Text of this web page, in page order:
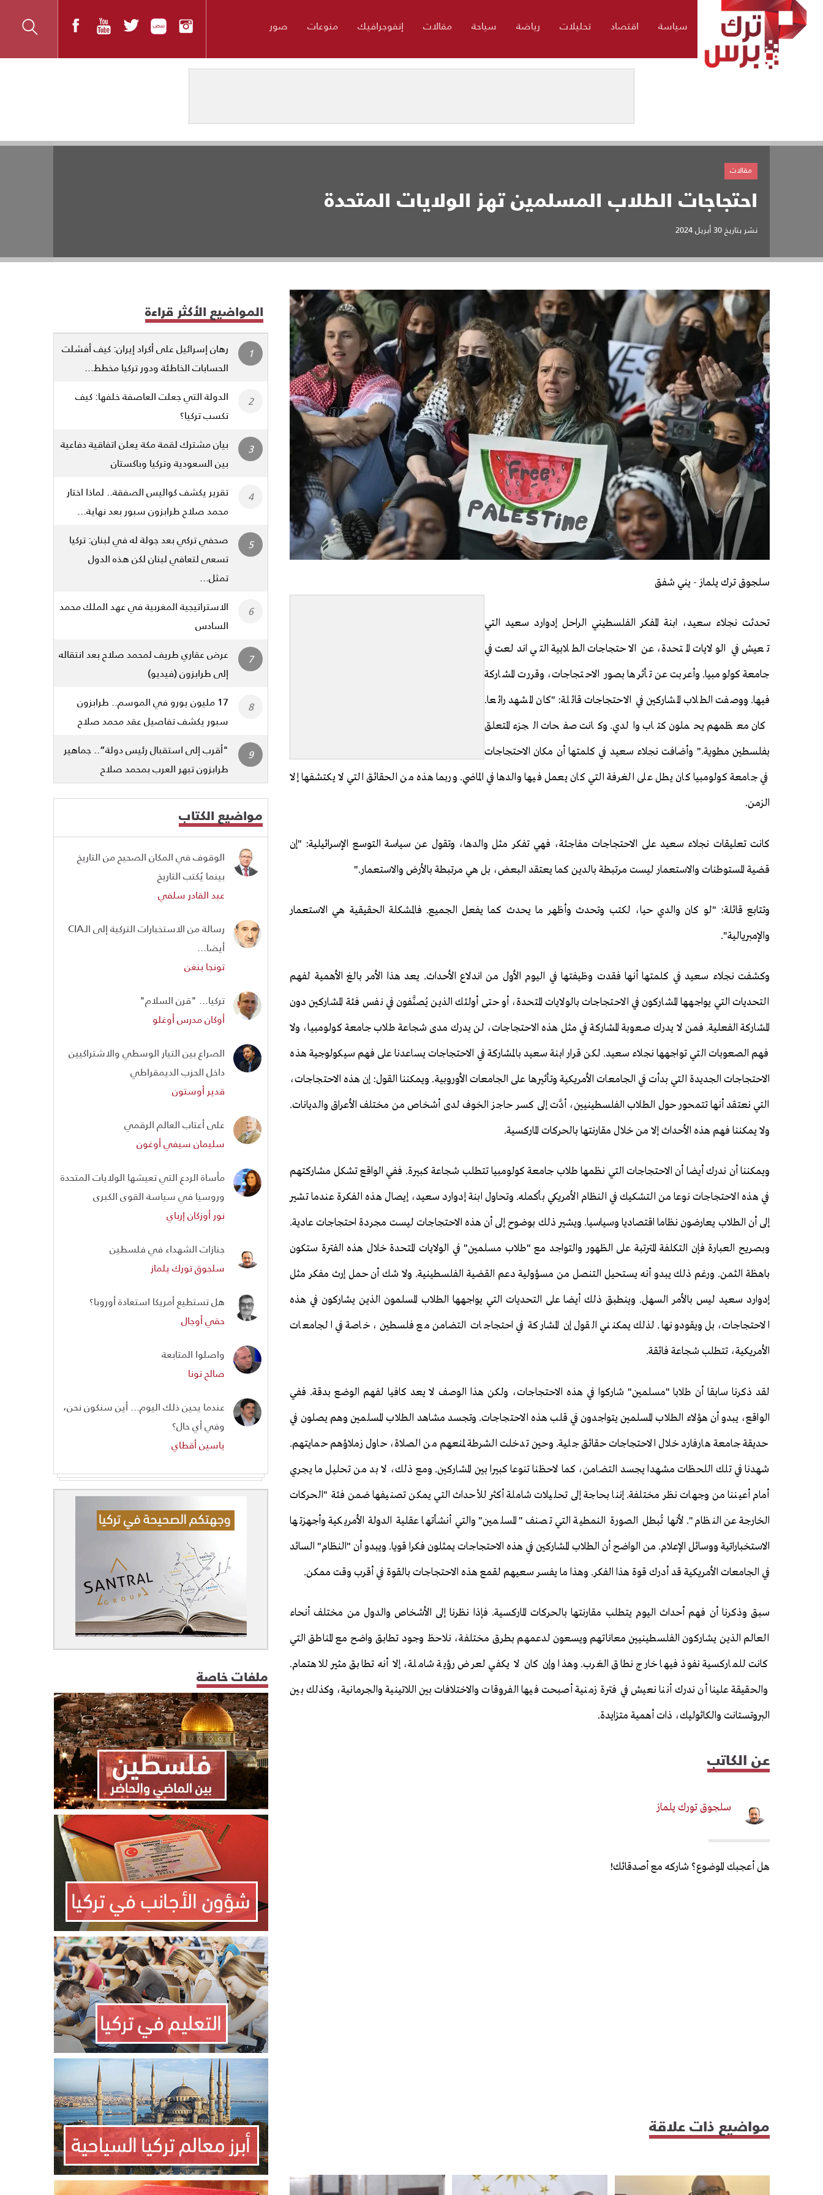
سياسة اقتصاد تحليلات رياضة سياحة مقالات إنفوجرافيك منوعات صور
احتجاجات الطلاب المسلمين تهز الولايات المتحدة
نشر بتاريخ30 أبريل 2024
مقالات
سلجوق ترك يلماز - يني شفق
تحدثت نجلاء سعيد، ابنة المفكر الفلسطيني الراحل إدوارد سعيد التي
تعيش في الولايات المتحدة، عن الاحتجاجات الطلابية التي اندلعت في
جامعة كولومبيا. وأعربت عن تأثرها بصور الاحتجاجات، وقررت المشاركة
فيها. ووصفت الطلاب المشاركين في الاحتجاجات قائلة: "كان المشهد رائعا.
كان معظمهم يحملون كتاب والدي. وكانت صفحات الجزء المتعلق
بفلسطين مطوية." وأضافت نجلاء سعيد في كلمتها أن مكان الاحتجاجات
في جامعة كولومبيا كان يطل على الغرفة التي كان يعمل فيها والدها في الماضي. وربما هذه من الحقائق التي لا يكتشفها إلا
الزمن.
كانت تعليقات نجلاء سعيد على الاحتجاجات مفاجئة، فهي تفكر مثل والدها، وتقول عن سياسة التوسع الإسرائيلية: "إن
قضية المستوطنات والاستعمار ليست مرتبطة بالدين كما يعتقد البعض، بل هي مرتبطة بالأرض والاستعمار."
وتتابع قائلة: "لو كان والدي حيا، لكتب وتحدث وأظهر ما يحدث كما يفعل الجميع. فالمشكلة الحقيقية هي الاستعمار
والإمبريالية".
وكشفت نجلاء سعيد في كلمتها أنها فقدت وظيفتها في اليوم الأول من اندلاع الأحداث. يعد هذا الأمر بالغ الأهمية لفهم
التحديات التي يواجهها المشاركون في الاحتجاجات بالولايات المتحدة، أو حتى أولئك الذين يُصنَّفون في نفس فئة المشاركين دون
المشاركة الفعلية. فمن لا يدرك صعوبة المشاركة في مثل هذه الاحتجاجات، لن يدرك مدى شجاعة طلاب جامعة كولومبيا، ولا
فهم الصعوبات التي تواجهها نجلاء سعيد. لكن قرار ابنة سعيد بالمشاركة في الاحتجاجات يساعدنا على فهم سيكولوجية هذه
الاحتجاجات الجديدة التي بدأت في الجامعات الأمريكية وتأثيرها على الجامعات الأوروبية. ويمكننا القول: إن هذه الاحتجاجات،
التي نعتقد أنها تتمحور حول الطلاب الفلسطينيين، أدَّت إلى كسر حاجز الخوف لدى أشخاص من مختلف الأعراق والديانات.
ولا يمكننا فهم هذه الأحداث إلا من خلال مقارنتها بالحركات الماركسية.
ويمكننا أن ندرك أيضا أن الاحتجاجات التي نظمها طلاب جامعة كولومبيا تتطلب شجاعة كبيرة. ففي الواقع تشكل مشاركتهم
في هذه الاحتجاجات نوعا من التشكيك في النظام الأمريكي بأكمله. وتحاول ابنة إدوارد سعيد، إيصال هذه الفكرة عندما تشير
إلى أن الطلاب يعارضون نظاما اقتصاديا وسياسيا. ويشير ذلك بوضوح إلى أن هذه الاحتجاجات ليست مجردة احتجاجات عادية.
وبصريح العبارة فإن التكلفة المترتبة على الظهور والتواجد مع "طلاب مسلمين" في الولايات المتحدة خلال هذه الفترة ستكون
باهظة الثمن. ورغم ذلك يبدو أنه يستحيل التنصل من مسؤولية دعم القضية الفلسطينية. ولا شك أن حمل إرث مفكر مثل
إدوارد سعيد ليس بالأمر السهل. وينطبق ذلك أيضا على التحديات التي يواجهها الطلاب المسلمون الذين يشاركون في هذه
الاحتجاجات، بل ويقودونها. لذلك يمكنني القول إن المشاركة في احتجاجات التضامن مع فلسطين، خاصة في الجامعات
الأمريكية، تتطلب شجاعة فائقة.
لقد ذكرنا سابقا أن طلابا "مسلمين" شاركوا في هذه الاحتجاجات، ولكن هذا الوصف لا يعد كافيا لفهم الوضع بدقة. ففي
الواقع، يبدو أن هؤلاء الطلاب المسلمين يتواجدون في قلب هذه الاحتجاجات. وتجسد مشاهد الطلاب المسلمين وهم يصلون في
حديقة جامعة هارفارد خلال الاحتجاجات حقائق جلية. وحين تدخلت الشرطة لمنعهم من الصلاة، حاول زملاؤهم حمايتهم.
شهدنا في تلك اللحظات مشهدا يجسد التضامن، كما لاحظنا تنوعا كبيرا بين المشاركين. ومع ذلك، لا بد من تحليل ما يجري
أمام أعيننا من وجهات نظر مختلفة. إننا بحاجة إلى تحليلات شاملة أكثر للأحداث التي يمكن تصنيفها ضمن فئة "الحركات
الخارجة عن النظام". لأنها تُبطل الصورة النمطية التي تصنف "المسلمين" والتي أنشأتها عقلية الدولة الأمريكية وأجهزتها
الاستخباراتية ووسائل الإعلام. من الواضح أن الطلاب المشاركين في هذه الاحتجاجات يمثلون فكرا قويا. ويبدو أن "النظام" السائد
في الجامعات الأمريكية قد أدرك قوة هذا الفكر. وهذا ما يفسر سعيهم لقمع هذه الاحتجاجات بالقوة في أقرب وقت ممكن.
سبق وذكرنا أن فهم أحداث اليوم يتطلب مقارنتها بالحركات الماركسية. فإذا نظرنا إلى الأشخاص والدول من مختلف أنحاء
العالم الذين يشاركون الفلسطينيين معاناتهم ويسعون لدعمهم بطرق مختلفة، نلاحظ وجود تطابق واضح مع المناطق التي
كانت للماركسية نفوذ فيها خارج نطاق الغرب. وهذا وإن كان لا يكفي لعرض رؤية شاملة، إلا أنه تطابق مثير للاهتمام.
والحقيقة علينا أن ندرك أننا نعيش في فترة زمنية أصبحت فيها الفروقات والاختلافات بين اللاتينية والجرمانية، وكذلك بين
البروتستانت والكاثوليك، ذات أهمية متزايدة.
عن الكاتب
سلجوق تورك يلماز
هل أعجبك الموضوع؟ شاركه مع أصدقائك!
مواضيع ذات علاقة
المواضيع الأكثر قراءة
رهان إسرائيل على أكراد إيران: كيف أفشلت
الحسابات الخاطئة ودور تركيا مخطط...
الدولة التي جعلت العاصفة خلفها: كيف
تكسب تركيا؟
بيان مشترك لقمة مكة يعلن اتفاقية دفاعية
بين السعودية وتركيا وباكستان
تقرير يكشف كواليس الصفقة.. لماذا اختار
محمد صلاح طرابزون سبور بعد نهاية...
صحفي تركي بعد جولة له في لبنان: تركيا
تسعى لتعافي لبنان لكن هذه الدول
تمثل...
الاستراتيجية المغربية في عهد الملك محمد
السادس
عرض عقاري طريف لمحمد صلاح بعد انتقاله
إلى طرابزون (فيديو)
17 مليون يورو في الموسم.. طرابزون
سبور يكشف تفاصيل عقد محمد صلاح
"أقرب إلى استقبال رئيس دولة”.. جماهير
طرابزون تبهر العرب بمحمد صلاح
مواضيع الكتاب
الوقوف في المكان الصحيح من التاريخ
بينما يُكتب التاريخ
عبد القادر سلفي
رسالة من الاستخبارات التركية إلى الـCIA
أيضا...
تونجا بنغن
تركيا... "قرن السلام"
أوكان مدرس أوغلو
الصراع بين التيار الوسطي والاشتراكيين
داخل الحزب الديمقراطي
قدير أوستون
على أعتاب العالم الرقمي
سليمان سيفي أوغون
مأساة الردع التي تعيشها الولايات المتحدة
وروسيا في سياسة القوى الكبرى
نور أوزكان إرباي
جنازات الشهداء في فلسطين
سلجوق تورك يلماز
هل تستطيع أمريكا استعادة أوروبا؟
حقي أوجال
واصلوا المتابعة
صالح تونا
عندما يحين ذلك اليوم... أين سنكون نحن،
وفي أي حال؟
ياسين أقطاي
ملفات خاصة